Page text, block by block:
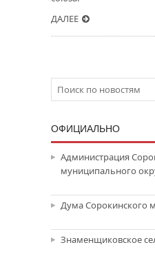
ДАЛЕЕ
ОФИЦИАЛЬНО
Администрация
муниципального
Дума Сорокинского
Знаменщиковское